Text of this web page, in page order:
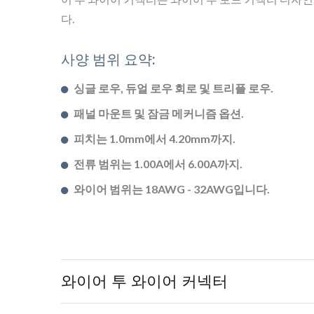
다.
사양 범위 요약:
싱글 로우, 듀얼 로우 회로 및 트리플 로우.
패널 마운트 및 잠금 메커니즘 옵션.
피치는 1.0mm에서 4.20mm까지.
전류 범위는 1.00A에서 6.00A까지.
와이어 범위는 18AWG - 32AWG입니다.
와이어 투 와이어 커넥터